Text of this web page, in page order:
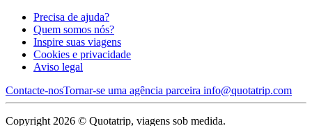
Precisa de ajuda?
Quem somos nós?
Inspire suas viagens
Cookies e privacidade
Aviso legal
Contacte-nosTornar-se uma agência parceira info@quotatrip.com
Copyright 2026 © Quotatrip, viagens sob medida.